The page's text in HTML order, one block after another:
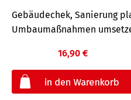
Gebäudechek, Sanierung
Umbaumaßnahmen
16,90 €